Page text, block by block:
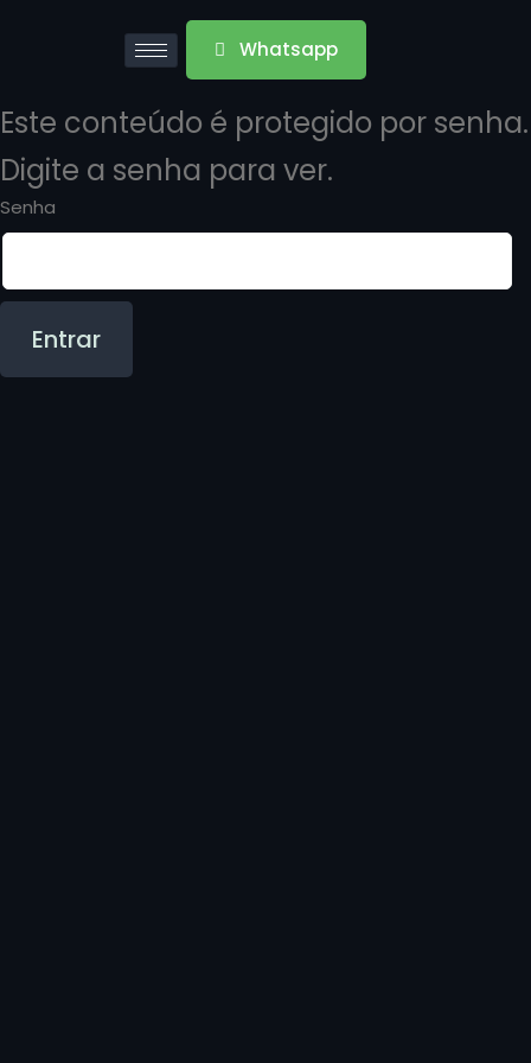
Whatsapp
Este conteúdo é protegido por senha.
Digite a senha para ver.
Senha